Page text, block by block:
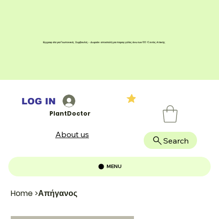
Home >Απήγανος
Εγγραφείτε για Γεωπονικές Συμβουλές - Δωρεάν αποστολή για παραγγελίες άνω των 100 € εντός Αττικής
PlantDoctor
Search
MENU
LOG IN
About us